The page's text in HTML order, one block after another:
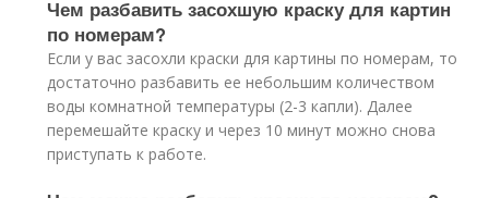
Чем разбавить засохшую краску для картин
по номерам?
Если у вас засохли краски для картины по номерам, то
достаточно разбавить ее небольшим количеством
воды комнатной температуры (2-3 капли). Далее
перемешайте краску и через 10 минут можно снова
приступать к работе.